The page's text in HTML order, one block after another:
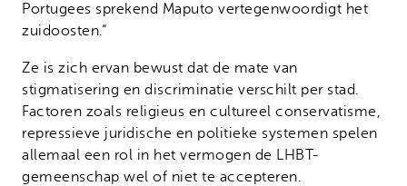
Portugees sprekend Maputo vertegenwoordigt het
zuidoosten.”
Ze is zich ervan bewust dat de mate van
stigmatisering en discriminatie verschilt per stad.
Factoren zoals religieus en cultureel conservatisme,
repressieve juridische en politieke systemen spelen
allemaal een rol in het vermogen de LHBT-
gemeenschap wel of niet te accepteren.